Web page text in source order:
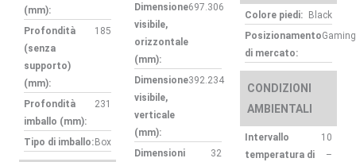
(mm):
Profondità
(senza
supporto)
(mm):
185
Profondità
imballo (mm):
231
Tipo di imballo: Box
Dimensione
visibile,
orizzontale
(mm):
697.306
Dimensione
visibile,
verticale
(mm):
392.234
Dimensioni
32
Colore piedi:
Black
Posizionamento
di mercato:
Gaming
CONDIZIONI
AMBIENTALI
Intervallo
temperatura di
10
–